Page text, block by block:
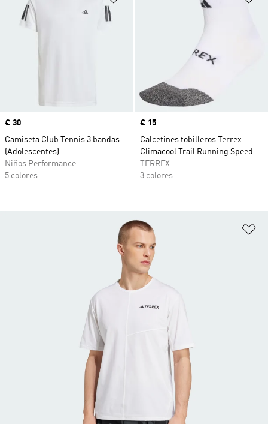
Precio
€ 30
Camiseta Club Tennis 3 bandas
(Adolescentes)
Niños Performance
5 colores
Precio
€ 15
Calcetines tobilleros Terrex
Climacool Trail Running Speed
TERREX
3 colores